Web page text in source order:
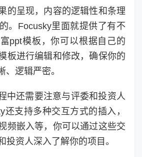
的呈现，内容的逻辑性和条理
。Focusky里面就提供了有不
ppt模板，你可以根据自己的
板进行编辑和修改，确保你的
、逻辑严密。
中还需要注意与评委和投资人
还支持多种交互方式的插入，
频嵌入等，你可以通过这些交
投资人深入了解你的项目。